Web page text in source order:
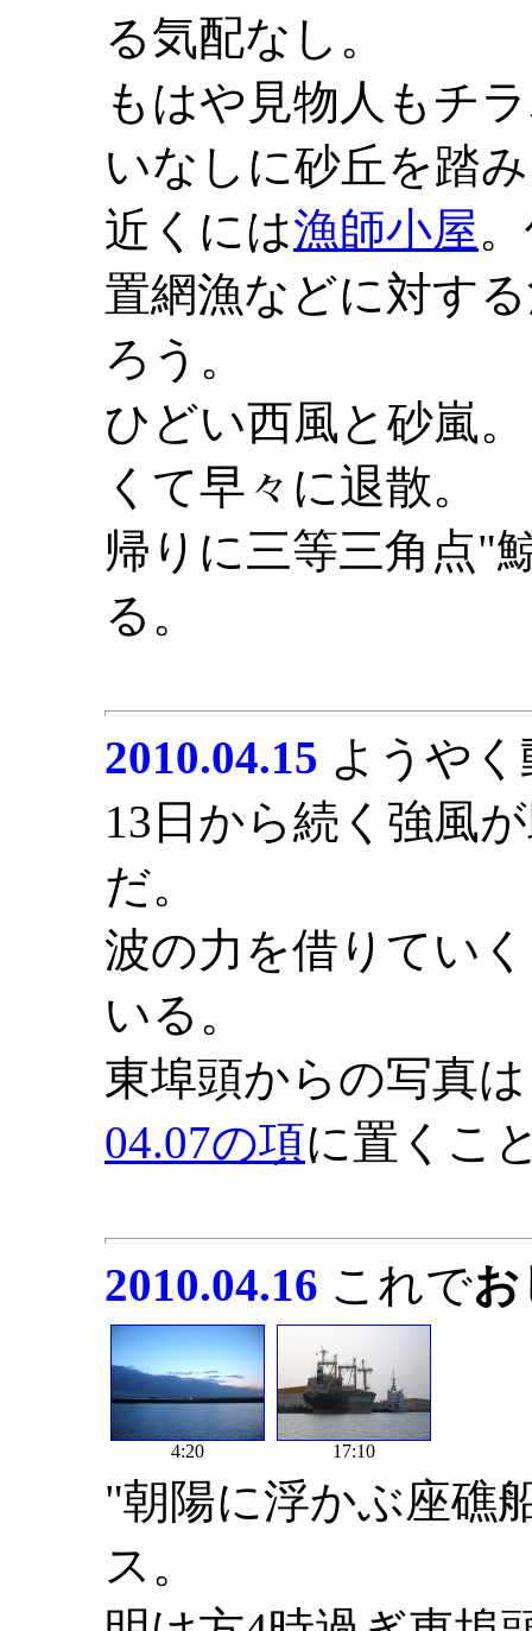
る気配なし。
もはや見物人もチ
いなしに砂丘を踏
近くには漁師小屋
置網漁などに対す
ろう。
ひどい西風と砂嵐
くて早々に退散。
帰りに三等三角点"
る。
2010.04.15 ようや
13日から続く強風
だ。
波の力を借りてい
いる。
東埠頭からの写真
04.07の項に置くこ
2010.04.16 これで
4:20 17:10
"朝陽に浮かぶ座礁
ス。